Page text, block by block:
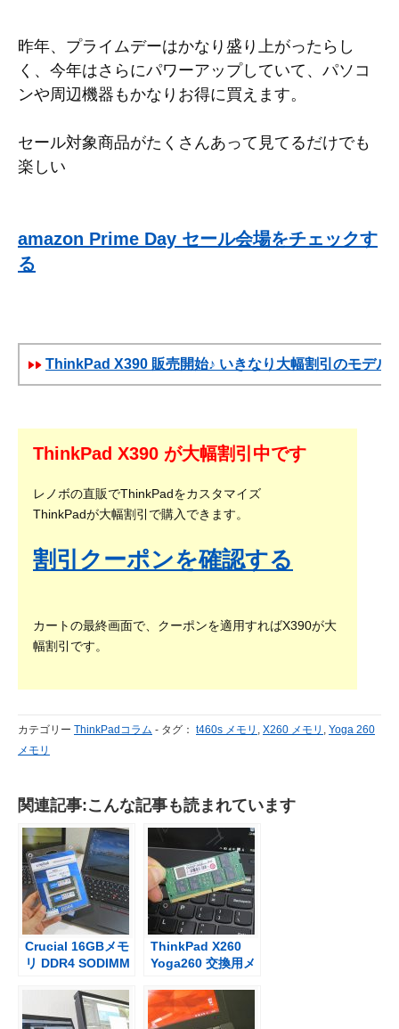
昨年、プライムデーはかなり盛り上がったらし
く、今年はさらにパワーアップしていて、パソコ
ンや周辺機器もかなりお得に買えます。
セール対象商品がたくさんあって見てるだけでも
楽しい
amazon Prime Day セール会場をチェックす
る
ThinkPad X390 販売開始♪ いきなり大幅割引のモデル
ThinkPad X390 が大幅割引中です
レノボの直販でThinkPadをカスタマイズ
ThinkPadが大幅割引で購入できます。
割引クーポンを確認する
カートの最終画面で、クーポンを適用すればX390が大
幅割引です。
カテゴリー ThinkPadコラム - タグ： t460s メモリ , X260 メモリ , Yoga 260
メモリ
関連記事:こんな記事も読まれています
Crucial 16GBメモ
リ DDR4 SODIMM
Yoga260で交換・
動作確認
ThinkPad X260
Yoga260 交換用メ
DDR4